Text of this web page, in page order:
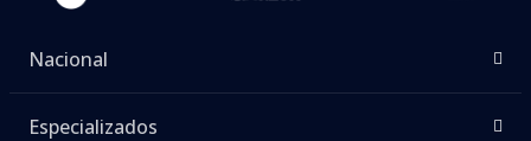
Nacional
Especializados